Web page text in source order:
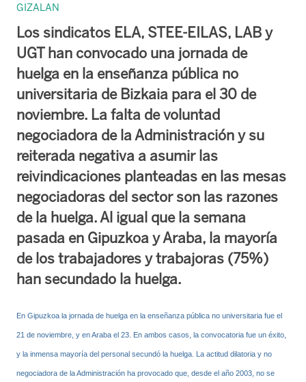
GIZALAN
Los sindicatos ELA, STEE-EILAS, LAB y
UGT han convocado una jornada de
huelga en la enseñanza pública no
universitaria de Bizkaia para el 30 de
noviembre. La falta de voluntad
negociadora de la Administración y su
reiterada negativa a asumir las
reivindicaciones planteadas en las mesas
negociadoras del sector son las razones
de la huelga. Al igual que la semana
pasada en Gipuzkoa y Araba, la mayoría
de los trabajadores y trabajoras (75%)
han secundado la huelga.
En Gipuzkoa la jornada de huelga en la enseñanza pública no universitaria fue el
21 de noviembre, y en Araba el 23. En ambos casos, la convocatoria fue un éxito,
y la inmensa mayoría del personal secundó la huelga. La actitud dilatoria y no
negociadora de la Administración ha provocado que, desde el año 2003, no se